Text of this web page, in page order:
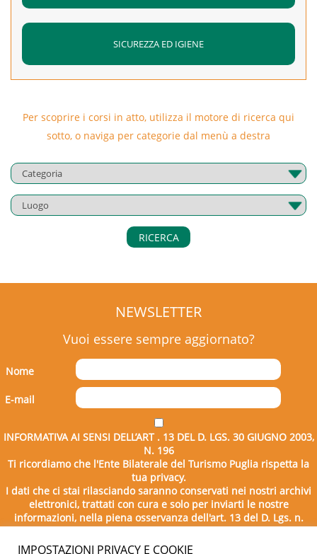
SICUREZZA ED IGIENE
Per scoprire i corsi in atto, utilizza il motore di ricerca qui
sotto, o naviga per categorie dal menù a destra
RICERCA
NEWSLETTER
Vuoi essere sempre aggiornato?
Nome
E-mail
INFORMATIVA AI SENSI DELL’ART . 13 DEL D. LGS. 30 GIUGNO 2003,
N. 196
Ti ricordiamo che l'Ente Bilaterale del Turismo Puglia rispetta la
tua privacy.
I dati che ci stai rilasciando saranno conservati nei nostri archivi
elettronici, trattati con cura e solo per inviarti le nostre
informazioni, nella piena osservanza dell'art. 13 del D. Lgs. n.
196/2003.
IMPOSTAZIONI PRIVACY E COOKIE